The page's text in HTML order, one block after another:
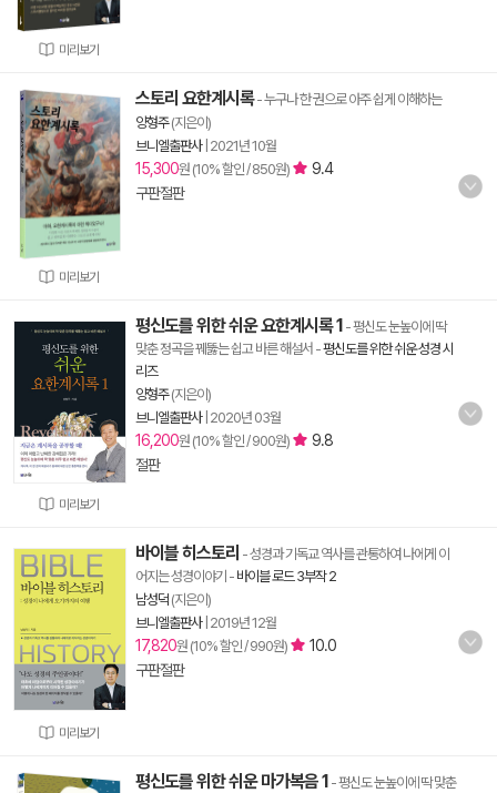
미리보기
미리보기
스토리 요한계시록- 누구나 한 권으로 아주 쉽게 이해하는
양형주(지은이)
브니엘출판사| 2021년 10월
15,300원 (10% 할인 / 850원)
9.4
구판절판
미리보기
평신도를 위한 쉬운 요한계시록 1 - 평신도 눈높이에 딱
맞춘 정곡을 꿰뚫는 쉽고 바른 해설서 -평신도를 위한 쉬운 성경 시
리즈
양형주(지은이)
브니엘출판사| 2020년 03월
16,200원 (10% 할인 / 900원)
9.8
절판
미리보기
바이블 히스토리 - 성경과 기독교 역사를 관통하여 나에게 이
어지는 성경이야기 - 바이블 로드 3부작 2
남성덕 (지은이)
브니엘출판사| 2019년 12월
17,820원 (10% 할인 / 990원)
10.0
구판절판
평신도를 위한 쉬운 마가복음 1 - 평신도 눈높이에 딱 맞춘